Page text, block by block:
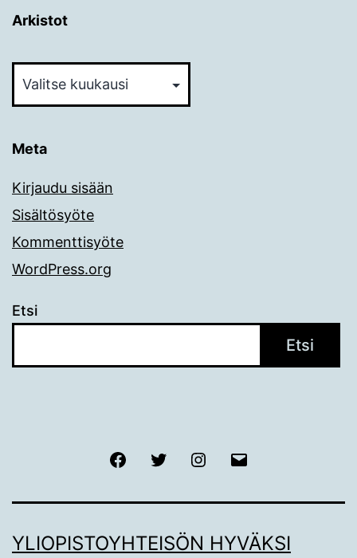
Arkistot
Meta
Kirjaudu sisään
Sisältösyöte
Kommenttisyöte
WordPress.org
Etsi
Etsi
FacebookTwitter Instagram
YLIOPISTOYHTEISÖN HYVÄKSI